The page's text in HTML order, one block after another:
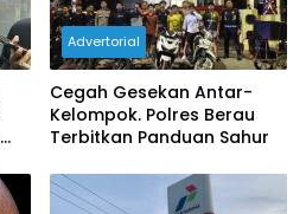
Advertorial
Cegah Gesekan Antar-
Kelompok. Polres Berau
Terbitkan Panduan Sahur